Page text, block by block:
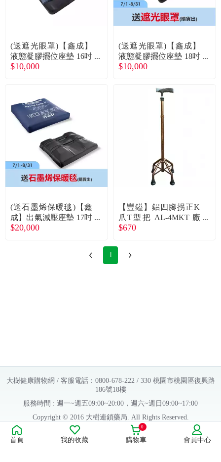
(送遮光眼罩)【鑫成】
液態凝膠擺位座墊 16吋
(C.G.C G3) 廠商直送
$10,000
(送遮光眼罩)【鑫成】
液態凝膠擺位座墊 18吋
(C.G.C G3) 廠商直送
$10,000
(送石墨烯保暖毯)【鑫
成】出氣減壓座墊 17吋
(H.C.C) 廠商直送
$20,000
【豐鎰】鋁四腳拐正K
爪T型把 AL-4MKT 廠
送
$670
1
大樹健康購物網 / 客服電話：0800-678-222 / 330 桃園市桃園區復興路
186號18樓
服務時間 : 週一~週五09:00~20:00，週六~週日09:00~17:00
Copyright © 2016 大樹連鎖藥局. All Rights Reserved.
販售業者資料：
許可執照字號：桃字市藥販字第623202B480 號
首頁 我的收藏 購物車
0
會員中心